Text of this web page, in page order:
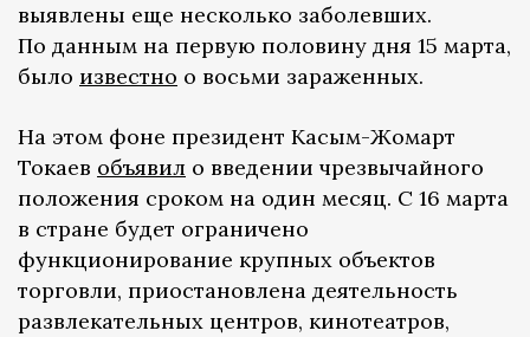
выявлены еще несколько заболевших.
По данным на первую половину дня 15 марта,
было известно о восьми зараженных.
На этом фоне президент Касым-Жомарт
Токаев объявил о введении чрезвычайного
положения сроком на один месяц. С 16 марта
в стране будет ограничено
функционирование крупных объектов
торговли, приостановлена деятельность
развлекательных центров, кинотеатров,